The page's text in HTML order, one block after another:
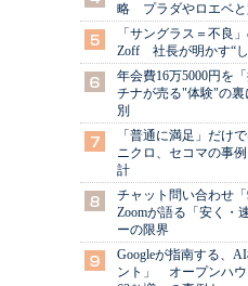
略 プラダやロエベと
「サングラス＝不良
Zoff 社長が明かす“
年会費16万5000円を
チナが売る"体験"の裏
別
「普通に満足」だけ
ニクロ、セコマの事
計
チャット問い合わせ
Zoomが語る「安く・
ーの限界
Googleが指南する、
ント」 オープンハウ